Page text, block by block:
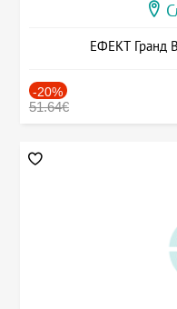
ЕФЕКТ Гранд
-20%
51.64€